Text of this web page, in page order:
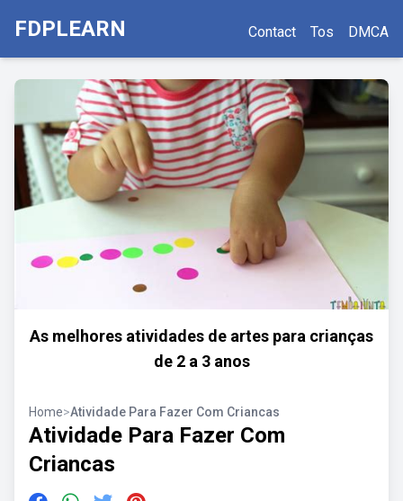
FDPLEARN Contact Tos DMCA
As melhores atividades de artes para crianças
de 2 a 3 anos
Home>Atividade Para Fazer Com Criancas
Atividade Para Fazer Com
Criancas